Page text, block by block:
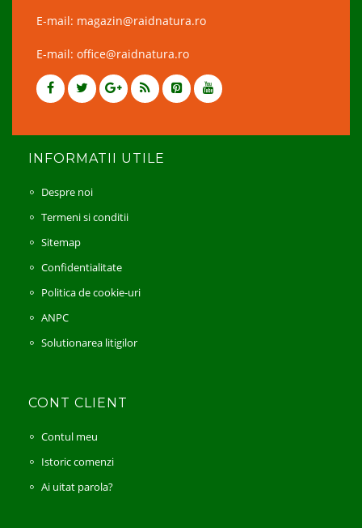
E-mail: magazin@raidnatura.ro
E-mail: office@raidnatura.ro
INFORMATII UTILE
Despre noi
Termeni si conditii
Sitemap
Confidentialitate
Politica de cookie-uri
ANPC
Solutionarea litigilor
CONT CLIENT
Contul meu
Istoric comenzi
Ai uitat parola?